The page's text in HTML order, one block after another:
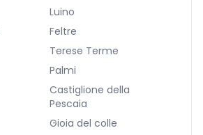
Luino
Feltre
Terese Terme
Palmi
Castiglione della
Pescaia
Gioia del colle